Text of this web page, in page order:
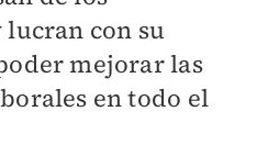
con su
mejorar las
en todo el